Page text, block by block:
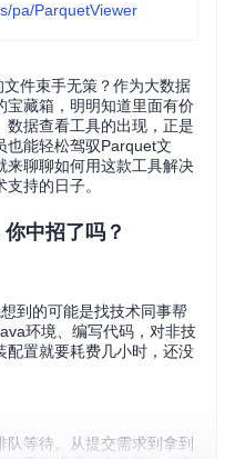
pa/ParquetViewer
件束手无策？作为大数据
宝藏箱，明明知道里面有价
数据查看工具的出现，正是
也能轻松驾驭Parquet文
来聊聊如何用这款工具解决
持的日子。
中招了吗？
到的可能是找技术同事帮
环境、编写代码，对非技
配置就要耗费几小时，还没
队等待。从提交需求到拿到